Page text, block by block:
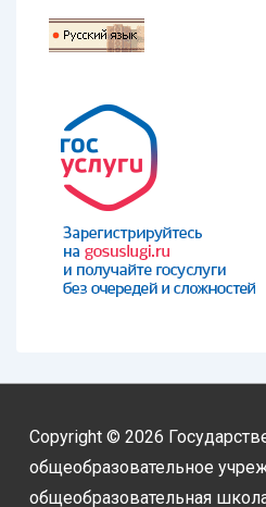
Copyright © 2026
общеобразовательное
общеобразовательная